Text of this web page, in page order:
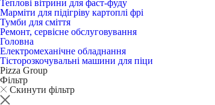
Теплові вітрини для фаст-фуду
Марміти для підігріву картоплі фрі
Тумби для сміття
Ремонт, сервісне обслуговування
Головна
Електромеханічне обладнання
Тісторозкочувальні машини для піци
Pizza Group
Фільтр
Скинути фільтр